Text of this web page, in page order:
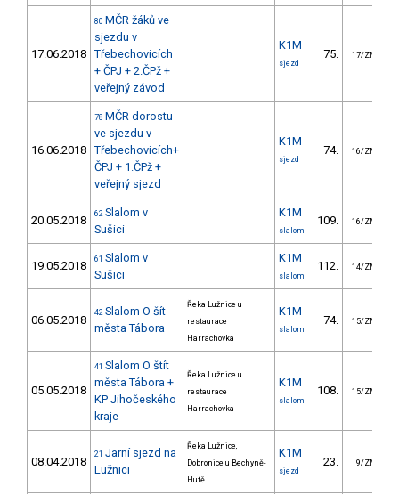
17.06.2018
80 MČR žáků ve
sjezdu v
Třebechovicích
+ ČPJ + 2.ČPž +
veřejný závod
K1M
sjezd
75. 17/ZM
16.06.2018
78 MČR dorostu
ve sjezdu v
Třebechovicích+
ČPJ + 1.ČPž +
veřejný sjezd
K1M
sjezd
74. 16/ZM
20.05.2018 62 Slalom v
Sušici
K1M
slalom
109. 16/ZM
19.05.2018 61 Slalom v
Sušici
K1M
slalom
112. 14/ZM
06.05.2018
42 Slalom O šít
města Tábora
Řeka Lužnice u
restaurace
Harrachovka
K1M
slalom
74. 15/ZM
05.05.2018
41 Slalom O štít
města Tábora +
KP Jihočeského
kraje
Řeka Lužnice u
restaurace
Harrachovka
K1M
slalom
108. 15/ZM
08.04.2018
21 Jarní sjezd na
Lužnici
Řeka Lužnice,
Dobronice u Bechyně-
Hutě
K1M
sjezd
23. 9/ZM